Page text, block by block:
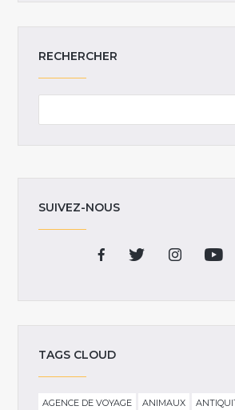
RECHERCHER
SUIVEZ-NOUS
TAGS CLOUD
AGENCE DE VOYAGE ANIMAUX